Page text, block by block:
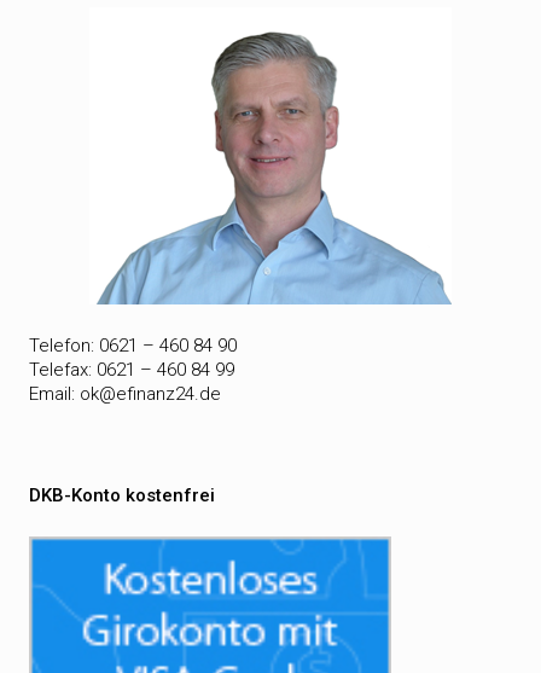
Telefon: 0621 – 460 84 90
Telefax: 0621 – 460 84 99
Email: ok@efinanz24.de
DKB-Konto kostenfrei